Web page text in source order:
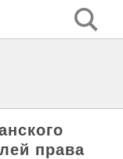
права